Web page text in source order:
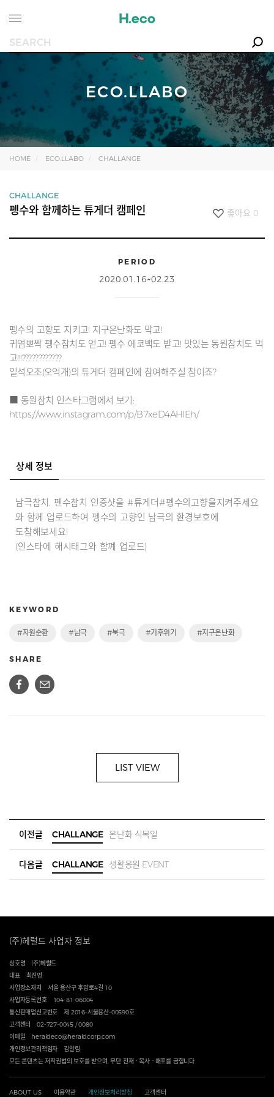
ECO.LLABO
HOME ECO.LLABO CHALLANGE
CHALLANGE
펭수와 함께하는 튜게더 캠페인 좋아요 0
PERIOD
2020.01.16~02.23
펭수의 고향도 지키고! 지구온난화도 막고!
귀염뽀짝 펭수참치도 얻고! 펭수 에코백도 받고! 맛있는 동원참치도 먹
고!!!????????????
일석오조(오억개)의 튜게더 캠페인에 참여해주실 참이죠?
■ 동원참치 인스타그램에서 보기:
https://www.instagram.com/p/B7xeD4AHlEh/
상세 정보
남극참치, 펜수참치 인증샷을 #튜게더#펭수의고향을지켜주세요
와 함께 업로드하여 펭수의 고향인 남극의 환경보호에
도참해보세요!
(인스타에 해시태그와 함꼐 업로드)
KEYWORD
#자원순환 #남극 #북극 #기후위기 #지구온난화
SHARE
LIST VIEW
이전글 CHALLANGE 온난화 식목일
다음글 CHALLANGE 생활응원 EVENT
(주)헤럴드 사업자 정보
상호명
(주)헤럴드
대표
최진영
사업장소재지
서울 용산구 후암로4길 10
사업자등록번호
104-81-06004
통신판매업신고번호
제 2016-서울용산-00590호
고객센터
02-727-0045 / 0080
이메일
heraldeco@heraldcorp.com
개인정보관리책임자
김알림
모든 콘텐츠는 저작권법의 보호를 받으며, 무단 전재ㆍ복사ㆍ배포를 금합니다.
ABOUT US 이용약관 개인정보처리방침 고객센터